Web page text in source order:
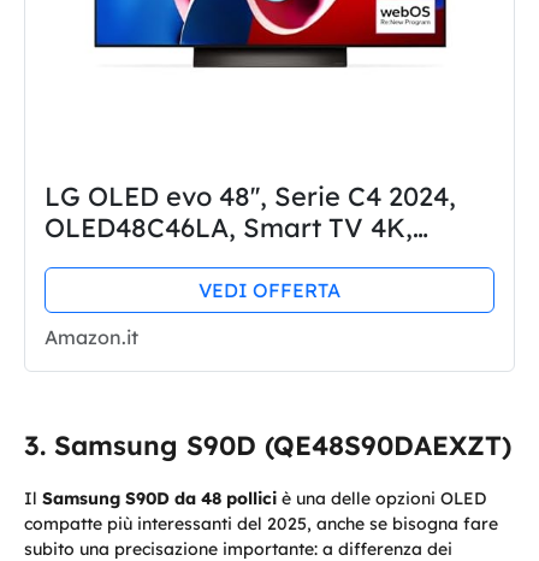
LG OLED evo 48'', Serie C4 2024,
OLED48C46LA, Smart TV 4K,
Dynamic Tone Mapping Pro, 40W,
Dolby Vision, 4 HDMI 2.1
4K@144Hz, GSync,...
VEDI OFFERTA
Amazon.it
Samsung S90D (QE48S90DAEXZT)
Il Samsung S90D da 48 pollici è una delle opzioni OLED
compatte più interessanti del 2025, anche se bisogna fare
subito una precisazione importante: a differenza dei